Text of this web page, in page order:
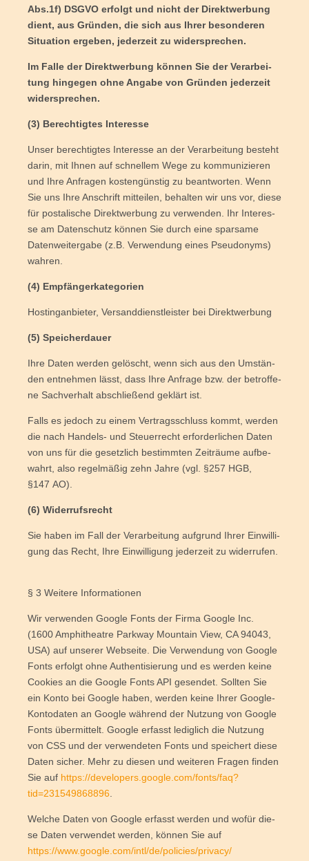
Abs.1f) DSGVO erfolgt und nicht der Direkt­wer­bung
dient, aus Grün­den, die sich aus Ihrer beson­de­ren
Situa­ti­on erge­ben, jeder­zeit zu widersprechen.
Im Fal­le der Direkt­wer­bung kön­nen Sie der Ver­ar­bei­
tung hin­ge­gen ohne Anga­be von Grün­den jeder­zeit
widersprechen.
(3) Berech­tig­tes Interesse
Unser berech­tig­tes Inter­es­se an der Ver­ar­bei­tung besteht
dar­in, mit Ihnen auf schnel­lem Wege zu kom­mu­ni­zie­ren
und Ihre Anfra­gen kos­ten­güns­tig zu beant­wor­ten. Wenn
Sie uns Ihre Anschrift mit­tei­len, behal­ten wir uns vor, die­se
für pos­ta­li­sche Direkt­wer­bung zu ver­wen­den. Ihr Inter­es­
se am Daten­schutz kön­nen Sie durch eine spar­sa­me
Daten­wei­ter­ga­be (z.B. Ver­wen­dung eines Pseud­onyms)
wahren.
(4) Emp­fän­ger­ka­te­go­rien
Hos­tin­g­an­bie­ter, Ver­sand­dienst­leis­ter bei Direktwerbung
(5) Spei­cher­dau­er
Ihre Daten wer­den gelöscht, wenn sich aus den Umstän­
den ent­neh­men lässt, dass Ihre Anfra­ge bzw. der betrof­fe­
ne Sach­ver­halt abschlie­ßend geklärt ist.
Falls es jedoch zu einem Ver­trags­schluss kommt, wer­den
die nach Han­dels- und Steu­er­recht erfor­der­li­chen Daten
von uns für die gesetz­lich bestimm­ten Zeit­räu­me auf­be­
wahrt, also regel­mä­ßig zehn Jah­re (vgl. §257 HGB,
§147 AO).
(6) Wider­rufs­recht
Sie haben im Fall der Ver­ar­bei­tung auf­grund Ihrer Ein­wil­li­
gung das Recht, Ihre Ein­wil­li­gung jeder­zeit zu widerrufen.
§ 3 Wei­te­re Informationen
Wir ver­wen­den Goog­le Fonts der Fir­ma Goog­le Inc.
(1600 Amphi­theat­re Park­way Moun­tain View, CA 94043,
USA) auf unse­rer Web­sei­te. Die Ver­wen­dung von Goog­le
Fonts erfolgt ohne Authen­ti­sie­rung und es wer­den kei­ne
Coo­kies an die Goog­le Fonts API gesen­det. Soll­ten Sie
ein Kon­to bei Goog­le haben, wer­den kei­ne Ihrer Goog­le-
Kon­to­da­ten an Goog­le wäh­rend der Nut­zung von Goog­le
Fonts über­mit­telt. Goog­le erfasst ledig­lich die Nut­zung
von CSS und der ver­wen­de­ten Fonts und spei­chert die­se
Daten sicher. Mehr zu die­sen und wei­te­ren Fra­gen fin­den
Sie auf https://developers.google.com/fonts/faq?
tid=231549868896.
Wel­che Daten von Goog­le erfasst wer­den und wofür die­
se Daten ver­wen­det wer­den, kön­nen Sie auf
https://www.google.com/intl/de/policies/privacy/